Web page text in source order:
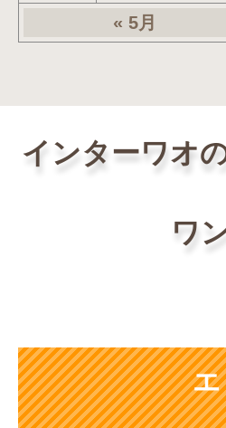
« 5月
インターワオ
ワ
エ